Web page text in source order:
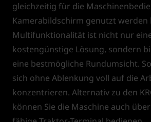
gleichzeitig für die
Kamerabildschirm genutzt werden
Multifunktionalität ist nicht nur
kostengünstige Lösung, sondern
eine bestmögliche Rundumsicht.
sich ohne Ablenkung voll auf die
konzentrieren. Alternativ zu den
können Sie die Maschine auch über